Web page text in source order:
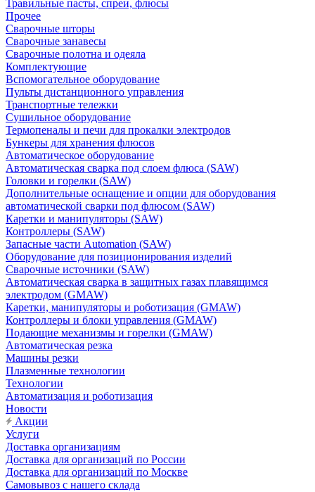
Травильные пасты, спреи, флюсы
Прочее
Сварочные шторы
Сварочные занавесы
Сварочные полотна и одеяла
Комплектующие
Вспомогательное оборудование
Пульты дистанционного управления
Транспортные тележки
Сушильное оборудование
Термопеналы и печи для прокалки электродов
Бункеры для хранения флюсов
Автоматическое оборудование
Автоматическая сварка под слоем флюса (SAW)
Головки и горелки (SAW)
Дополнительные оснащение и опции для оборудования
автоматической сварки под флюсом (SAW)
Каретки и манипуляторы (SAW)
Контроллеры (SAW)
Запасные части Automation (SAW)
Оборудование для позиционирования изделий
Сварочные источники (SAW)
Автоматическая сварка в защитных газах плавящимся
электродом (GMAW)
Каретки, манипуляторы и роботизация (GMAW)
Контроллеры и блоки управления (GMAW)
Подающие механизмы и горелки (GMAW)
Автоматическая резка
Машины резки
Плазменные технологии
Технологии
Автоматизация и роботизация
Новости
Акции
Услуги
Доставка организациям
Доставка для организаций по России
Доставка для организаций по Москве
Самовывоз с нашего склада